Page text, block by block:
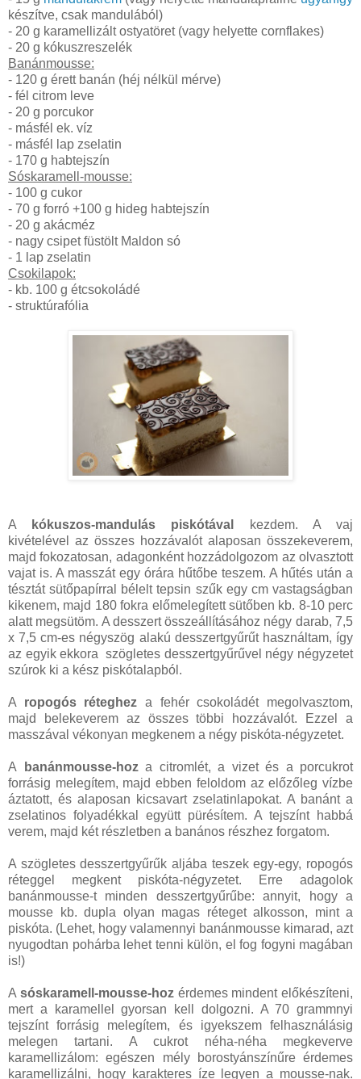
készítve, csak mandulából)
- 20 g karamellizált ostyatöret (vagy helyette cornflakes)
- 20 g kókuszreszelék
Banánmousse:
- 120 g érett banán (héj nélkül mérve)
- fél citrom leve
- 20 g porcukor
- másfél ek. víz
- másfél lap zselatin
- 170 g habtejszín
Sóskaramell-mousse:
- 100 g cukor
- 70 g forró +100 g hideg habtejszín
- 20 g akácméz
- nagy csipet füstölt Maldon só
- 1 lap zselatin
Csokilapok:
- kb. 100 g étcsokoládé
- struktúrafólia
A kókuszos-mandulás piskótával
kezdem. A vaj
kivételével az összes hozzávalót alaposan összekeverem,
majd fokozatosan, adagonként hozzádolgozom az olvasztott
vajat is. A masszát egy órára hűtőbe teszem. A hűtés után a
tésztát sütőpapírral bélelt tepsin szűk egy cm vastagságban
kikenem, majd 180 fokra előmelegített sütőben kb. 8-10 perc
alatt megsütöm. A desszert összeállításához négy darab, 7,5
x 7,5 cm-es négyszög alakú desszertgyűrűt használtam, így
az egyik ekkora szögletes desszertgyűrűvel négy négyzetet
szúrok ki a kész piskótalapból.
A ropogós réteghez a fehér csokoládét megolvasztom,
majd belekeverem az összes többi hozzávalót. Ezzel a
masszával vékonyan megkenem a négy piskóta-négyzetet.
A banánmousse-hoza citromlét, a vizet és a porcukrot
forrásig melegítem, majd ebben feloldom az előzőleg vízbe
áztatott, és alaposan kicsavart zselatinlapokat. A banánt a
zselatinos folyadékkal együtt pürésítem. A tejszínt habbá
verem, majd két részletben a banános részhez forgatom.
A szögletes desszertgyűrűk aljába teszek egy-egy, ropogós
réteggel megkent piskóta-négyzetet. Erre adagolok
banánmousse-t minden desszertgyűrűbe: annyit, hogy a
mousse kb. dupla olyan magas réteget alkosson, mint a
piskóta. (Lehet, hogy valamennyi banánmousse kimarad, azt
nyugodtan pohárba lehet tenni külön, el fog fogyni magában
is!)
A sóskaramell-mousse-hozérdemes mindent előkészíteni,
mert a karamellel gyorsan kell dolgozni. A 70 grammnyi
tejszínt forrásig melegítem, és igyekszem felhasználásig
melegen tartani. A cukrot néha-néha megkeverve
karamellizálom: egészen mély borostyánszínűre érdemes
karamellizálni, hogy karakteres íze legyen a mousse-nak.